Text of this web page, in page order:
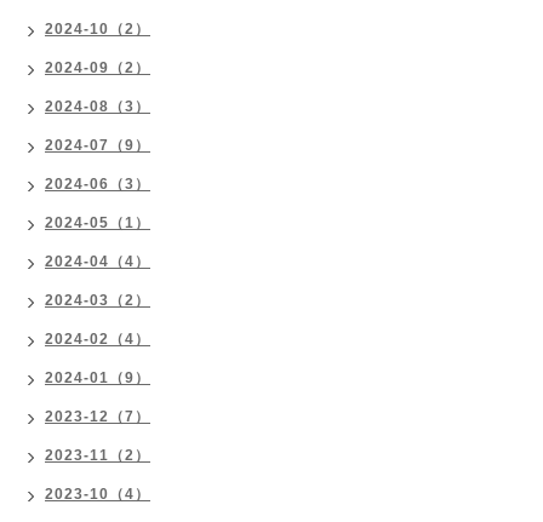
2024-10（2）
2024-09（2）
2024-08（3）
2024-07（9）
2024-06（3）
2024-05（1）
2024-04（4）
2024-03（2）
2024-02（4）
2024-01（9）
2023-12（7）
2023-11（2）
2023-10（4）